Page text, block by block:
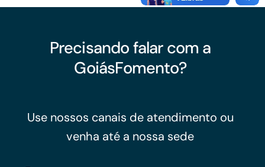
Precisando falar com a
GoiásFomento?
Use nossos canais de atendimento ou
venha até a nossa sede